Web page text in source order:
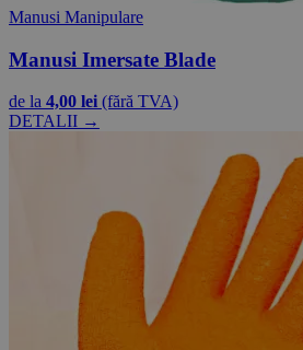
Manusi Manipulare
Manusi Imersate Blade
de la 4,00 lei (fără TVA)
DETALII →